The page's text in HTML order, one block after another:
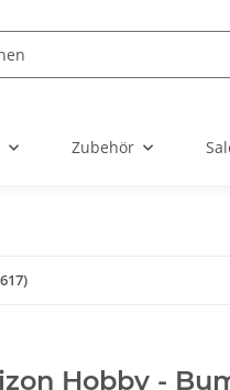
Zubehör
Hobby -